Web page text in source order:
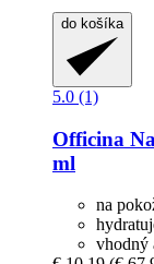
do košíka
5.0 (1)
Officina
ml
na
vhodný